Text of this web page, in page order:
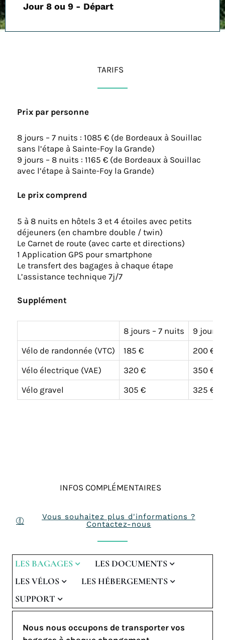
Jour 8 ou 9 - Départ
TARIFS
Prix par personne
8 jours – 7 nuits : 1085 € (de Bordeaux à Souillac
sans l’étape à Sainte-Foy la Grande)
9 jours – 8 nuits : 1165 € (de Bordeaux à Souillac
avec l’étape à Sainte-Foy la Grande)
Le prix comprend
5 à 8 nuits en hôtels 3 et 4 étoiles avec petits
déjeuners (en chambre double / twin)
Le Carnet de route (avec carte et directions)
1 Application GPS pour smartphone
Le transfert des bagages à chaque étape
L’assistance technique 7j/7
Supplément
8 jours – 7 nuits
9 jours
Vélo de randonnée (VTC)
185 €
200 €
Vélo électrique (VAE)
320 €
350 €
Vélo gravel
305 € 325 €
INFOS COMPLÉMENTAIRES
Vous souhaitez plus d'informations ?
Contactez-nous
LES BAGAGES
LES DOCUMENTS
LES VÉLOS
LES HÉBERGEMENTS
SUPPORT
Nous nous occupons de transporter vos